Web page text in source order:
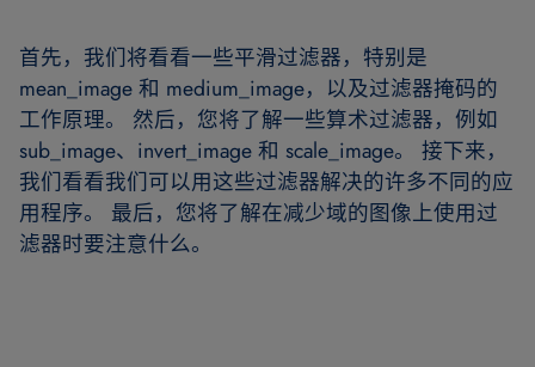
首先，我们将看看一些平滑过滤器，特别是
mean_image 和 medium_image，以及过滤器掩码的
工作原理。 然后，您将了解一些算术过滤器，例如
sub_image、invert_image 和 scale_image。 接下来，
我们看看我们可以用这些过滤器解决的许多不同的应
用程序。 最后，您将了解在减少域的图像上使用过
滤器时要注意什么。